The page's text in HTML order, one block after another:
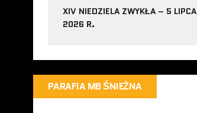
XIV NIEDZIELA ZWYKŁA – 5 LIPCA
2026 R.
PARAFIA MB ŚNIEŻNA